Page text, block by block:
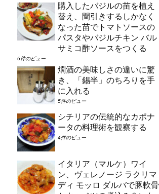
購入したバジルの苗を植え
替え、間引きするしかなく
なった苗でトマトソースの
パスタやバジルチキン バル
サミコ酢ソースをつくる
6件のビュー
燗酒の美味しさの違いに驚
き、「錫半」のちろりを手
に入れる
5件のビュー
シチリアの伝統的なカポナ
ータの料理術を観察する
4件のビュー
イタリア（マルケ）ワイ
ン、ヴェレノージ ラクリマ
ディ モッロ ダルバで豚軟骨